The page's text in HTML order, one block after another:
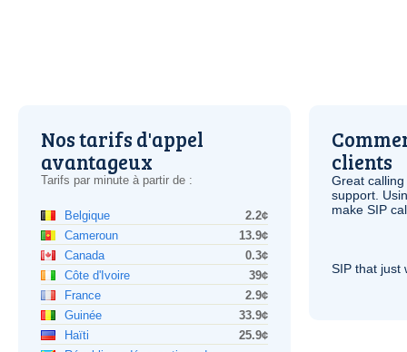
Nos tarifs d'appel
avantageux
Tarifs par minute à partir de :
Belgique
2.2¢
Cameroun
13.9¢
Canada
0.3¢
Côte d'Ivoire
39¢
France
2.9¢
Guinée
33.9¢
Haïti
25.9¢
clients
Great
support.
make SIP
SIP that just